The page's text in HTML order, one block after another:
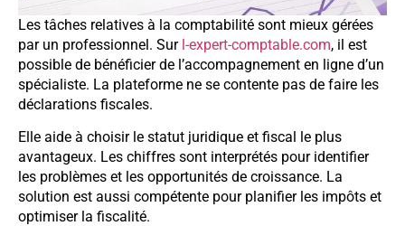
Les tâches relatives à la comptabilité sont mieux gérées
par un professionnel. Sur l-expert-comptable.com, il est
possible de bénéficier de l’accompagnement en ligne d’un
spécialiste. La plateforme ne se contente pas de faire les
déclarations fiscales.
Elle aide à choisir le statut juridique et fiscal le plus
avantageux. Les chiffres sont interprétés pour identifier
les problèmes et les opportunités de croissance. La
solution est aussi compétente pour planifier les impôts et
optimiser la fiscalité.